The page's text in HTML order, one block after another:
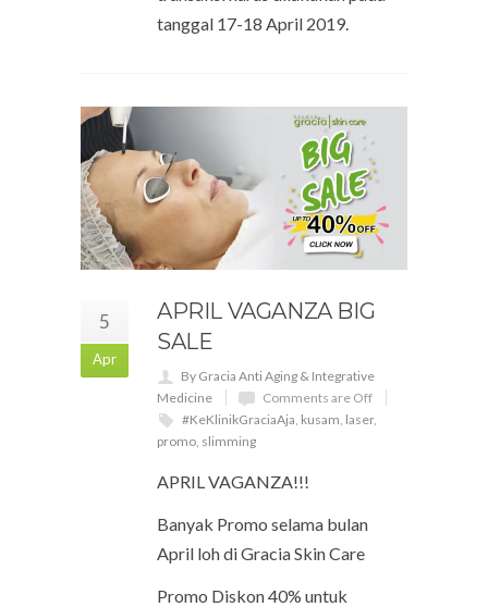
tanggal 17-18 April 2019.
5
Apr
APRIL VAGANZA BIG
SALE
By Gracia Anti Aging & Integrative
Medicine
Comments are Off
#KeKlinikGraciaAja kusam laser,
promo slimming
APRIL VAGANZA!!!
Banyak Promo selama bulan
April loh di Gracia Skin Care
Promo Diskon 40% untuk